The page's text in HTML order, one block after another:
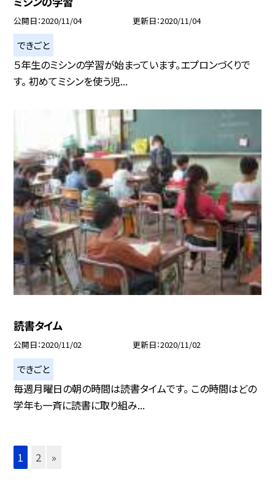
公開日 2020/11/04 更新日 2020/11/04
できごと
５年生のミシンの学習が始まっています。エプロンづくりで
す。 初めてミシンを使う児...
読書タイム
公開日 2020/11/02 更新日 2020/11/02
できごと
毎週月曜日の朝の時間は読書タイムです。 この時間はどの
学年も一斉に読書に取り組み...
1 2 »